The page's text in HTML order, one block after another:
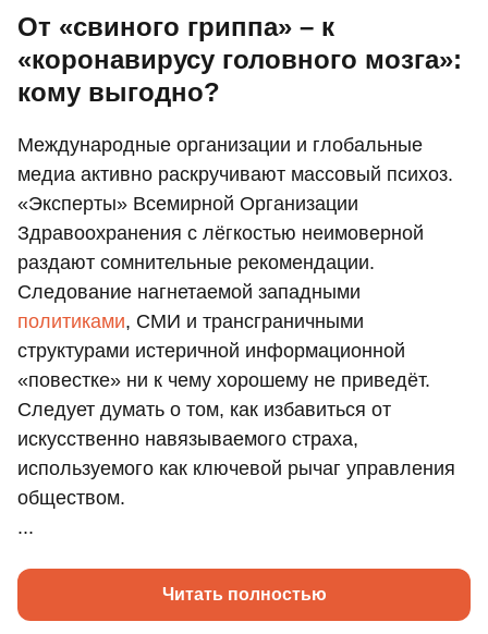
От «свиного гриппа» – к
«коронавирусу головного мозга»:
кому выгодно?
Международные организации и глобальные
медиа активно раскручивают массовый психоз.
«Эксперты» Всемирной Организации
Здравоохранения с лёгкостью неимоверной
раздают сомнительные рекомендации.
Следование нагнетаемой западными
политиками, СМИ и трансграничными
структурами истеричной информационной
«повестке» ни к чему хорошему не приведёт.
Следует думать о том, как избавиться от
искусственно навязываемого страха,
используемого как ключевой рычаг управления
обществом.
...
Читать полностью